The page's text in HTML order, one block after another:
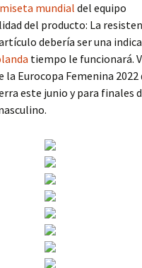
mundial del equipo
del producto: La
debería ser una
tiempo le funcionará.
la Eurocopa Femenina 2022
este junio y para finales